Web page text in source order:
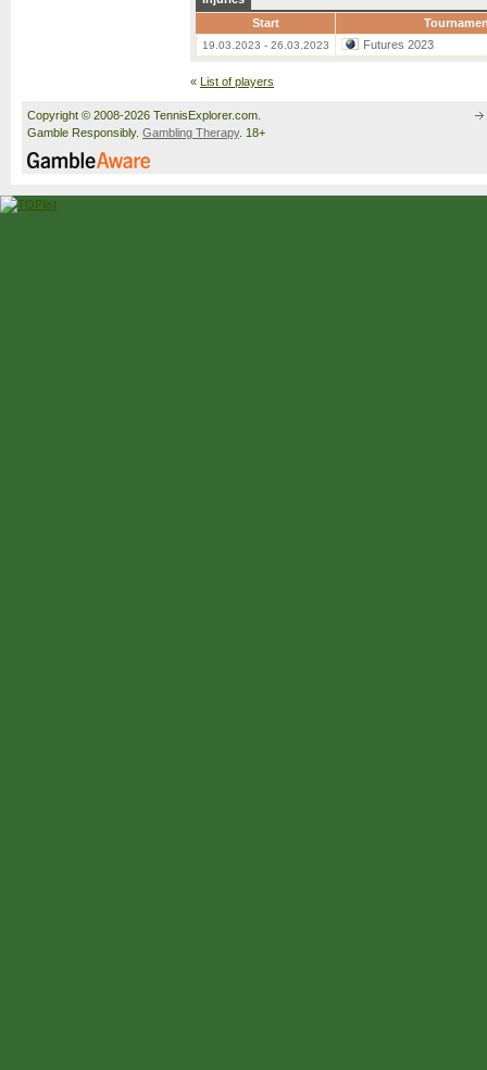
Start
19.03.2023 - 26.03.2023 Futures 2023
« List of players
Copyright © 2008-2026 TennisExplorer.com.
Gamble Responsibly. Gambling Therapy. 18+